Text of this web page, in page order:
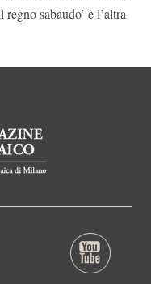
sabaudo’ e l’altra